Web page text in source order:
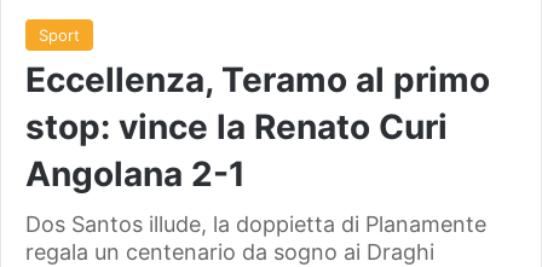
Sport
Eccellenza, Teramo al primo
stop: vince la Renato Curi
Angolana 2-1
Dos Santos illude, la doppietta di Planamente
regala un centenario da sogno ai Draghi